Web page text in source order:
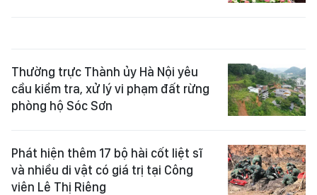
Thường trực Thành ủy Hà Nội yêu
cầu kiểm tra, xử lý vi phạm đất rừng
phòng hộ Sóc Sơn
Phát hiện thêm 17 bộ hài cốt liệt sĩ
và nhiều di vật có giá trị tại Công
viên Lê Thị Riêng